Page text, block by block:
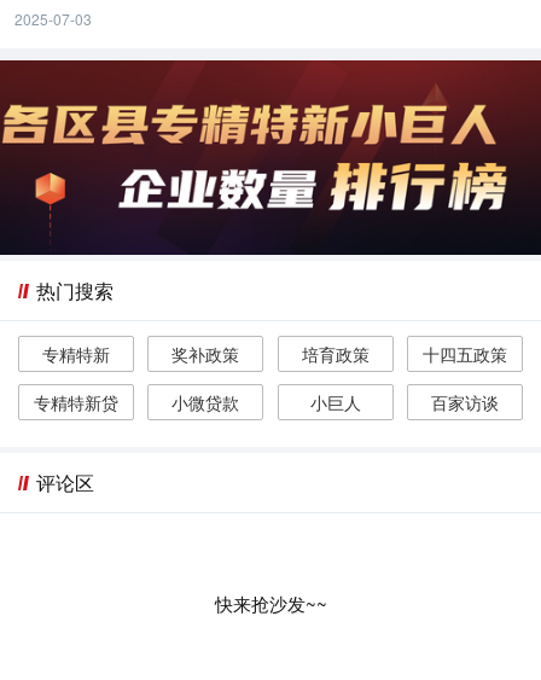
2025-07-03
热门搜索
专精特新 奖补政策 培育政策
十四五政策
专精特新贷
小微贷款 小巨人 百家访谈
评论区
快来抢沙发~~